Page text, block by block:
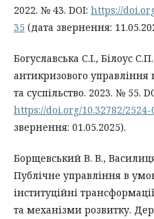
2022. № 43. DOI: https://
35 (дата звернення:
Богуславська С.І., Білоус
антикризового
та суспільство. 2023. № 55.
https://doi.org/10.32782/2524-
звернення: 01.05.2025).
Борщевський В. В.,
Публічне управління в
інституційні
та механізми розвитку.